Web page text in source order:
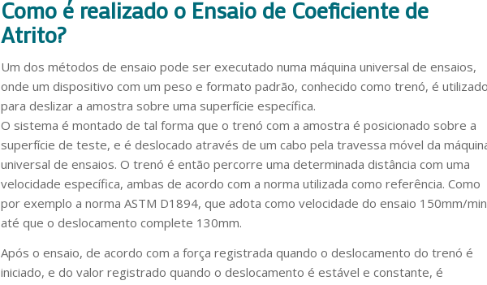
Como é realizado o Ensaio de Coeficiente de
Atrito?
Um dos métodos de ensaio pode ser executado numa máquina universal de ensaios,
onde um dispositivo com um peso e formato padrão, conhecido como trenó, é utilizado
para deslizar a amostra sobre uma superfície específica.
O sistema é montado de tal forma que o trenó com a amostra é posicionado sobre a
superfície de teste, e é deslocado através de um cabo pela travessa móvel da
universal de ensaios. O trenó é então percorre uma determinada distância com uma
velocidade específica, ambas de acordo com a norma utilizada como referência. Como
por exemplo a norma ASTM D1894, que adota como velocidade do ensaio 150mm/
até que o deslocamento complete 130mm.
Após o ensaio, de acordo com a força registrada quando o deslocamento do trenó é
iniciado, e do valor registrado quando o deslocamento é estável e constante, é